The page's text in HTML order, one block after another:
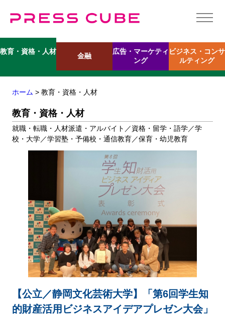
教育・資格・人材
金融
広告・マーケティ
ング
ビジネス・コンサ
ルティング
ホーム > 教育・資格・人材
教育・資格・人材
就職・転職・人材派遣・アルバイト／資格・留学・語学／学
校・大学／学習塾・予備校・通信教育／保育・幼児教育
【公立／静岡文化芸術大学】「第6回学生知
的財産活用ビジネスアイデアプレゼン大会」